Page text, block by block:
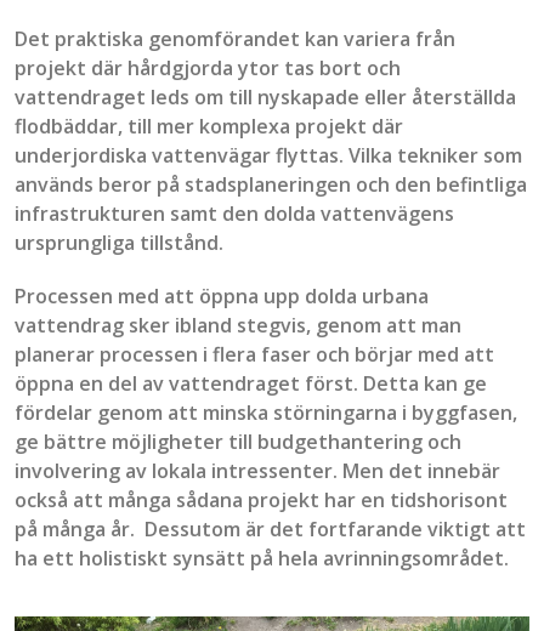
Det praktiska genomförandet kan variera från
projekt där hårdgjorda ytor tas bort och
vattendraget leds om till nyskapade eller återställda
flodbäddar, till mer komplexa projekt där
underjordiska vattenvägar flyttas. Vilka tekniker som
används beror på stadsplaneringen och den befintliga
infrastrukturen samt den dolda vattenvägens
ursprungliga tillstånd.
Processen med att öppna upp dolda urbana
vattendrag sker ibland stegvis, genom att man
planerar processen i flera faser och börjar med att
öppna en del av vattendraget först. Detta kan ge
fördelar genom att minska störningarna i byggfasen,
ge bättre möjligheter till budgethantering och
involvering av lokala intressenter. Men det innebär
också att många sådana projekt har en tidshorisont
på många år. Dessutom är det fortfarande viktigt att
ha ett holistiskt synsätt på hela avrinningsområdet.